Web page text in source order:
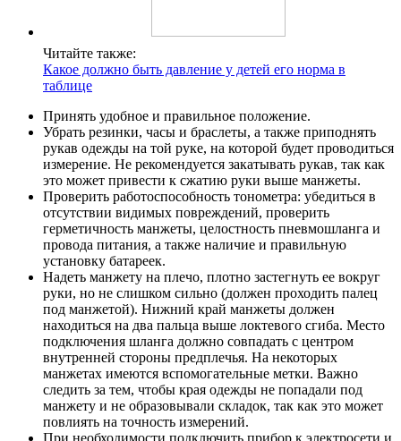
Читайте также:
Какое должно быть давление у детей его норма в
таблице
Принять удобное и правильное положение.
Убрать резинки, часы и браслеты, а также приподнять
рукав одежды на той руке, на которой будет проводиться
измерение. Не рекомендуется закатывать рукав, так как
это может привести к сжатию руки выше манжеты.
Проверить работоспособность тонометра: убедиться в
отсутствии видимых повреждений, проверить
герметичность манжеты, целостность пневмошланга и
провода питания, а также наличие и правильную
установку батареек.
Надеть манжету на плечо, плотно застегнуть ее вокруг
руки, но не слишком сильно (должен проходить палец
под манжетой). Нижний край манжеты должен
находиться на два пальца выше локтевого сгиба. Место
подключения шланга должно совпадать с центром
внутренней стороны предплечья. На некоторых
манжетах имеются вспомогательные метки. Важно
следить за тем, чтобы края одежды не попадали под
манжету и не образовывали складок, так как это может
повлиять на точность измерений.
При необходимости подключить прибор к электросети и